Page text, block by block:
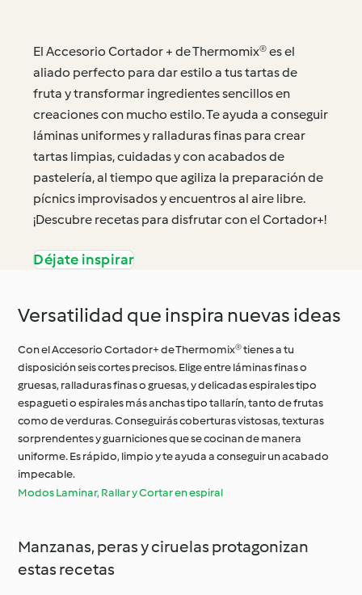
El Accesorio Cortador + de Thermomix® es el
aliado perfecto para dar estilo a tus tartas de
fruta y transformar ingredientes sencillos en
creaciones con mucho estilo. Te ayuda a conseguir
láminas uniformes y ralladuras finas para crear
tartas limpias, cuidadas y con acabados de
pastelería, al tiempo que agiliza la preparación de
pícnics improvisados y encuentros al aire libre.
¡Descubre recetas para disfrutar con el Cortador+!
Déjate inspirar
Versatilidad que inspira nuevas ideas
Con el Accesorio Cortador+ de Thermomix® tienes a tu
disposición seis cortes precisos. Elige entre láminas finas o
gruesas, ralladuras finas o gruesas, y delicadas espirales tipo
espagueti o espirales más anchas tipo tallarín, tanto de frutas
como de verduras. Conseguirás coberturas vistosas, texturas
sorprendentes y guarniciones que se cocinan de manera
uniforme. Es rápido, limpio y te ayuda a conseguir un acabado
impecable.
Modos Laminar, Rallar y Cortar en espiral
Manzanas, peras y ciruelas protagonizan
estas recetas